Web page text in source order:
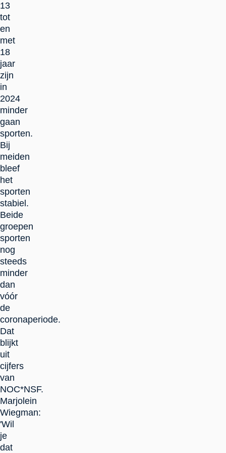
13
tot
en
met
18
jaar
zijn
in
2024
minder
gaan
sporten.
Bij
meiden
bleef
het
sporten
stabiel.
Beide
groepen
sporten
nog
steeds
minder
dan
vóór
de
coronaperiode.
Dat
blijkt
uit
cijfers
van
NOC*NSF.
Marjolein
Wiegman:
'Wil
je
dat